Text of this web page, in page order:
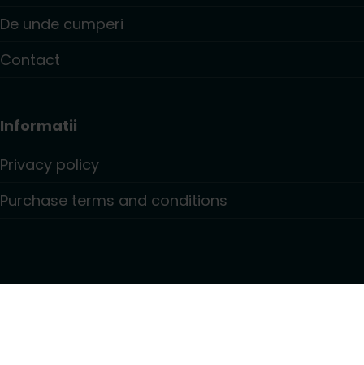
De unde cumperi
Contact
Informatii
Privacy policy
Purchase terms and conditions